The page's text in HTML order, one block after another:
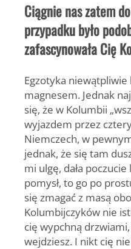
Ciągnie nas zatem
przypadku było
zafascynowała Cię
Egzotyka niewątpliwie
magnesem. Jednak
się, że w Kolumbii
wyjazdem przez
Niemczech, w
jednak, że się tam
mi ulgę, dała
pomysł, to go po
się zmagać z masą
Kolumbijczyków nie
cię wypchną
wejdziesz. I nikt cię